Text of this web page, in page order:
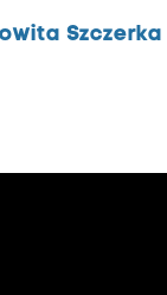
Szczerka